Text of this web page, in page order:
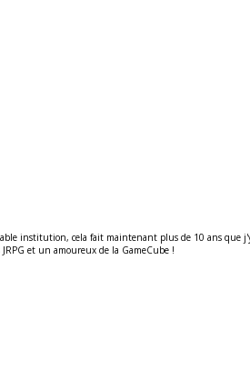
institution, cela fait maintenant plus de 10 ans que
et un amoureux de la GameCube !